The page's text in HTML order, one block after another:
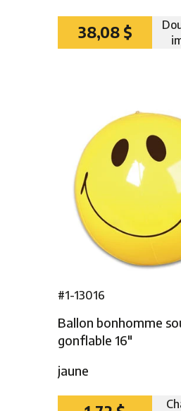
38,08 $
#1-13016
Ballon bonhomme
gonflable 16″
jaune